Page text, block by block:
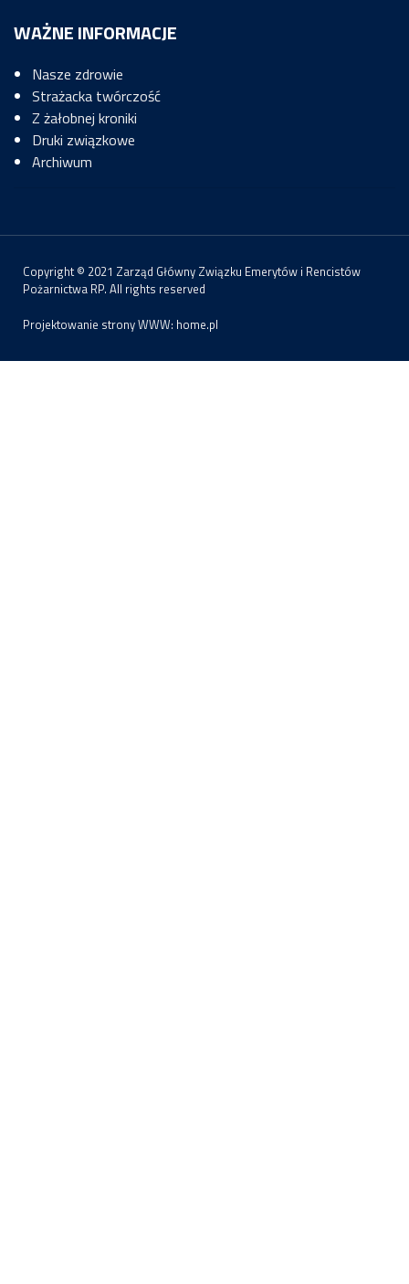
WAŻNE INFORMACJE
Nasze zdrowie
Strażacka twórczość
Z żałobnej kroniki
Druki związkowe
Archiwum
Copyright © 2021 Zarząd Główny Związku Emerytów i Rencistów
Pożarnictwa RP. All rights reserved
Projektowanie strony WWW: home.pl